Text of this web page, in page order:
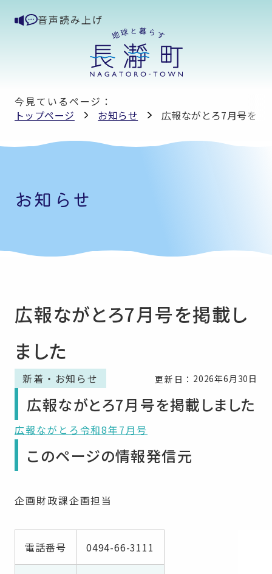
音声読み上げ
今見ているページ：
トップページ
お知らせ 広報ながとろ7月号を掲
お知らせ
広報ながとろ7月号を掲載し
ました
新着・お知らせ 更新日： 2026年6月30日
広報ながとろ7月号を掲載しました
広報ながとろ令和8年7月号
このページの情報発信元
企画財政課企画担当
電話番号 0494-66-3111